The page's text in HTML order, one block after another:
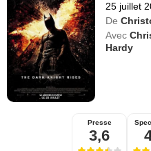
25 juillet
De
Avec
Hardy
Presse
3,6